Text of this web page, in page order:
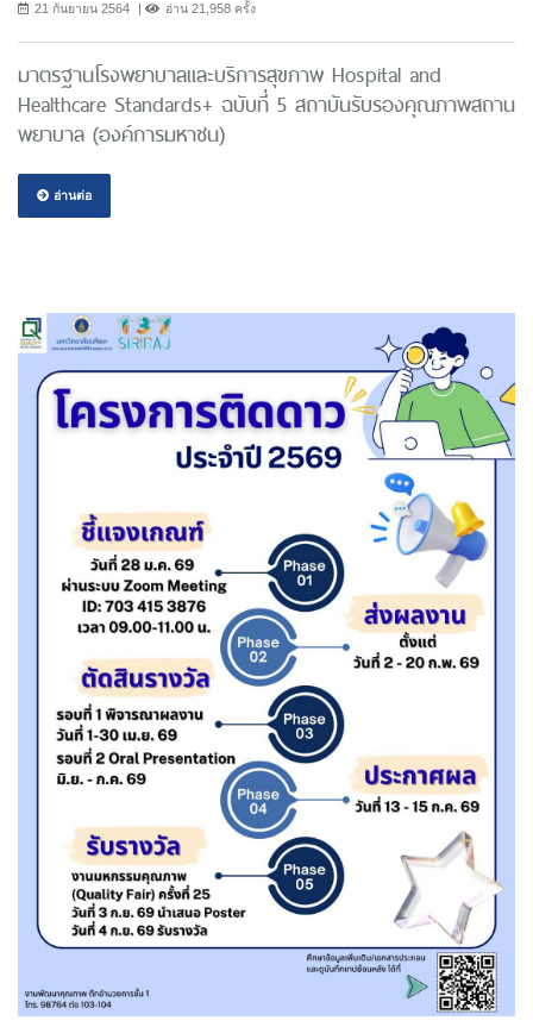
21 กันยายน 2564 อ่าน 21,958 ครั้ง
มาตรฐานโรงพยาบาลและบริการสุขภาพ Hospital and
Healthcare Standards+ ฉบับที่ 5 สถาบันรับรองคุณภาพสถาน
พยาบาล (องค์การมหาชน)
อ่านต่อ